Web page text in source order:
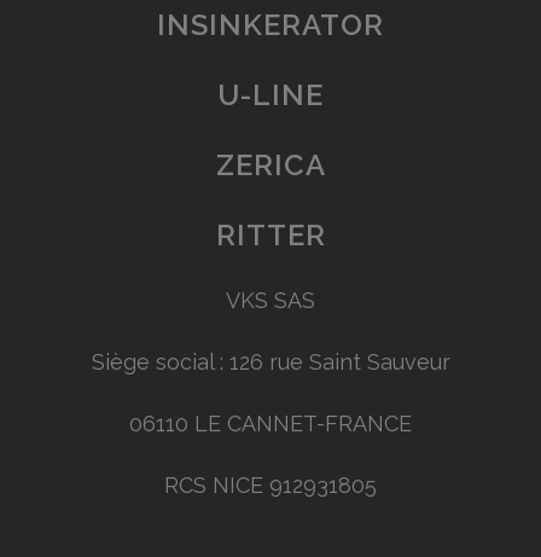
INSINKERATOR
U-LINE
ZERICA
RITTER
VKS SAS
Siège social : 126 rue Saint Sauveur
06110 LE CANNET-FRANCE
RCS NICE 912931805